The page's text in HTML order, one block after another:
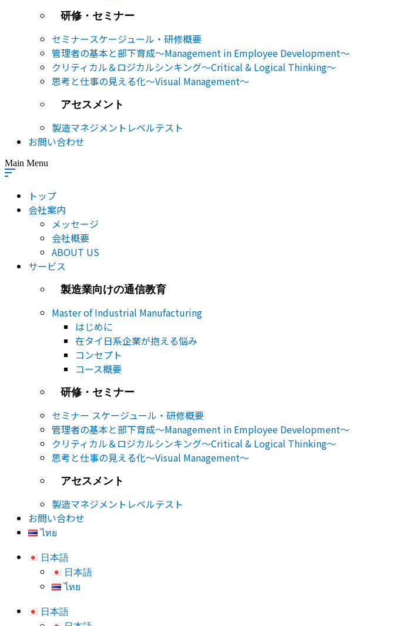
研修・セミナー
セミナー​スケージュール・研修概要
管理者の基本と部下育成～Management in Employee Development～
クリティカル＆ロジカルシンキング～Critical & Logical Thinking～
思考と仕事の見える化～Visual Management～
アセスメント
製造マネジメントレベルテスト
お問い合わせ
Main Menu
トップ
会社案内
メッセージ
会社概要
ABOUT US
サービス
製造業向けの通信教育
Master of Industrial Manufacturing
はじめに
在タイ日系企業が抱える悩み
コンセプト
コース概要
研修・セミナー
セミナー​ スケージュール・研修概要
管理者の基本と部下育成～Management in Employee Development～
クリティカル＆ロジカルシンキング～Critical & Logical Thinking～
思考と仕事の見える化～Visual Management～
アセスメント
製造マネジメントレベルテスト
お問い合わせ
ไทย
日本語
日本語
ไทย
日本語